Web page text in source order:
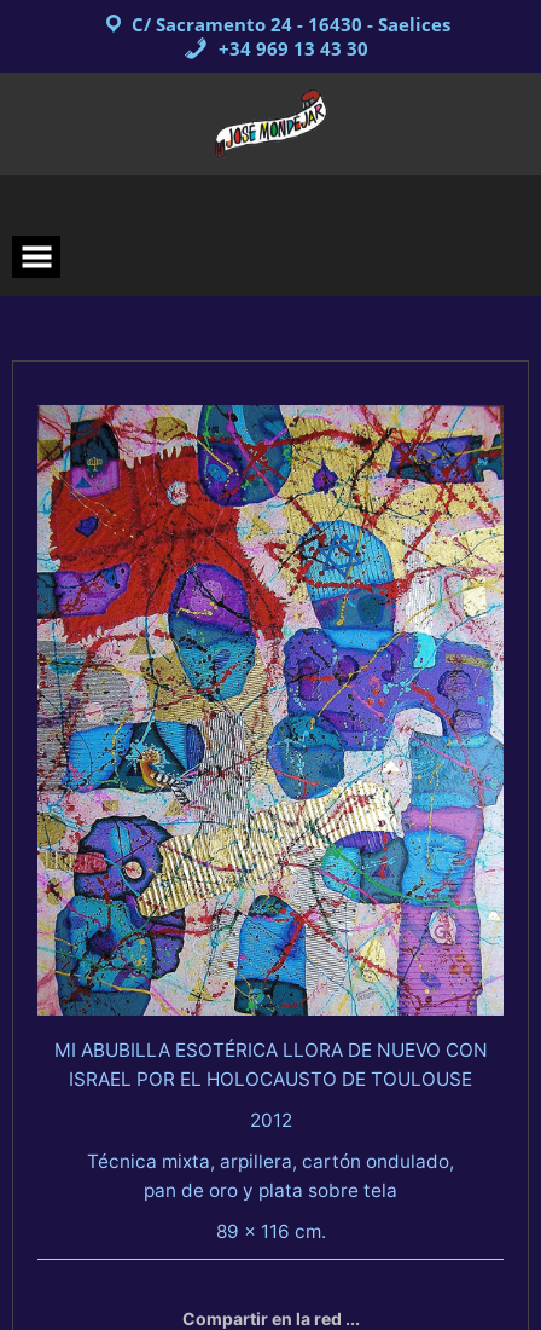
C/ Sacramento 24 - 16430 - Saelices
+34 969 13 43 30
MI ABUBILLA ESOTÉRICA LLORA DE NUEVO CON
ISRAEL POR EL HOLOCAUSTO DE TOULOUSE
2012
Técnica mixta, arpillera, cartón ondulado,
pan de oro y plata sobre tela
89 x 116 cm.
Compartir en la red ...